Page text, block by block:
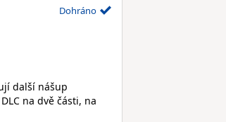
Dohráno
další nášup
na dvě části, na